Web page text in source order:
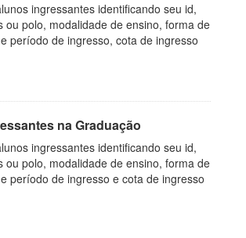
ingressantes identificando seu id,
ou polo, modalidade de ensino, forma de
período de ingresso, cota de ingresso
na Graduação
ingressantes identificando seu id,
ou polo, modalidade de ensino, forma de
período de ingresso e cota de ingresso